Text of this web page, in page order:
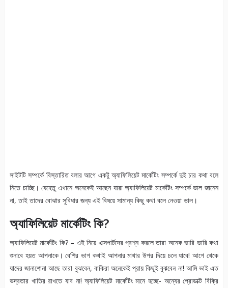
সাইটটি সম্পর্কে বিস্তারিত বলার আগে একটু অ্যাফিলিয়েট মার্কেটিং সম্পর্কে দুই চার কথা বলে
নিতে চাচ্ছি। যেহেতু এখানে অনেকেই আছেন যারা অ্যাফিলিয়েট মার্কেটিং সম্পর্কে ভাল জানেন
না, তাই তাদের বোঝার সুবিধার জন্য এই বিষয়ে সামান্য কিছু কথা বলে নেওয়া ভাল।
অ্যাফিলিয়েট মার্কেটিং কি?
অ্যাফিলিয়েট মার্কেটিং কি? – এই নিয়ে এক্সপার্টদের প্রশ্ন করলে তারা অনেক ভারি ভারি কথা
শুনাবে হয়ত আপনাকে। বেশির ভাগ কথাই আপনার মাথার উপর দিয়ে চলে যাবে! আগে থেকে
যাদের জানাশোনা আছে তারা বুঝবেন, বাকিরা অনেকেই প্রায় কিছুই বুঝবেন না! আমি ভাই এত
ভদ্রতার খাতির রাখতে যাব না! অ্যাফিলিয়েট মার্কেটিং মানে হচ্ছে- অন্যের প্রোডাক্ট বিক্রি